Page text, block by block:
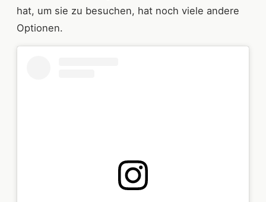
hat, um sie zu besuchen, hat noch viele andere
Optionen.